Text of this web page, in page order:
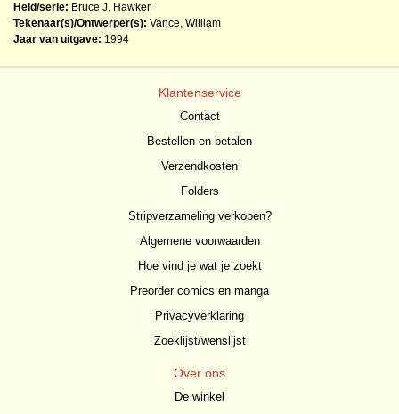
Held/serie: Bruce J. Hawker
Tekenaar(s)/Ontwerper(s): Vance, William
Jaar van uitgave: 1994
Klantenservice
Contact
Bestellen en betalen
Verzendkosten
Folders
Stripverzameling verkopen?
Algemene voorwaarden
Hoe vind je wat je zoekt
Preorder comics en manga
Privacyverklaring
Zoeklijst/wenslijst
Over ons
De winkel